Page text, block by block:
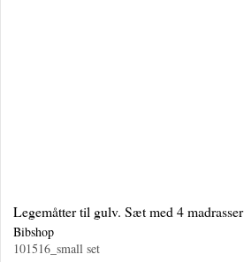
Legemåtter til gulv. Sæt med 4 madrasser
Bibshop
101516_small set